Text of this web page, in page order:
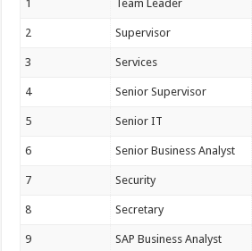
1 Team Leader
2 Supervisor
3 Services
4 Senior Supervisor
5 Senior IT
6 Senior Business Analyst
7 Security
8 Secretary
9 SAP Business Analyst